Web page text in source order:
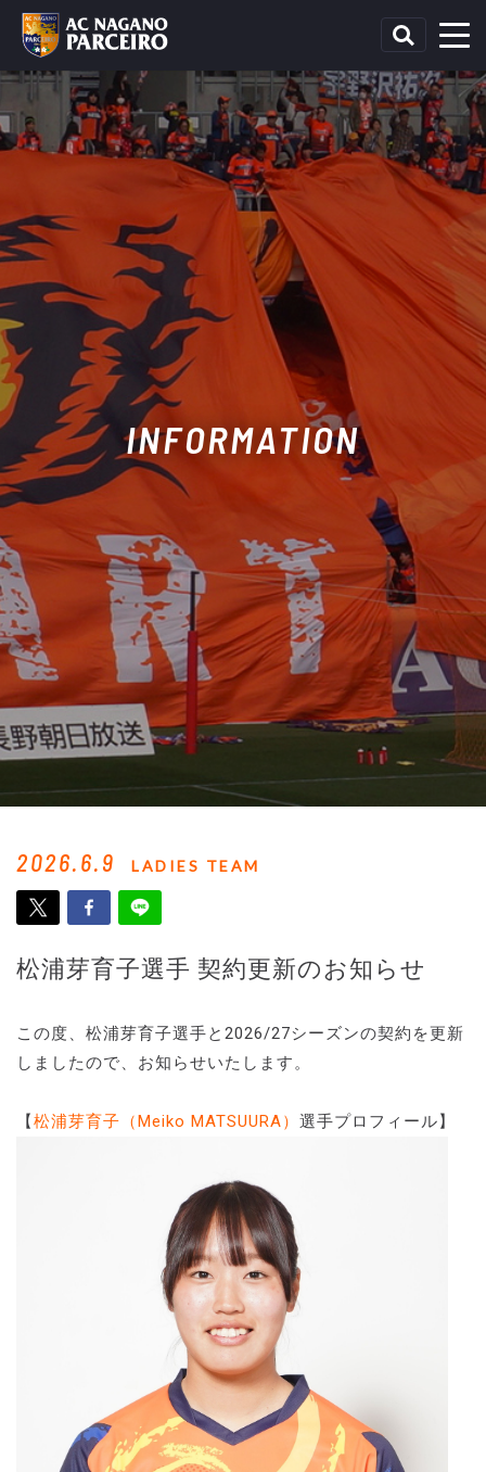
INFORMATION
2026.6.9 LADIES TEAM
松浦芽育子選手 契約更新のお知らせ
この度、松浦芽育子選手と2026/27シーズンの契約を更新
しましたので、お知らせいたします。
【 松浦芽育子（Meiko MATSUURA） 選手プロフィール】